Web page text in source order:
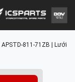
APSTD-811-71ZB | Lưới